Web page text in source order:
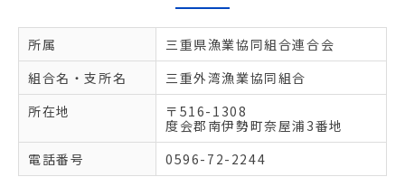
所属
三重県漁業協同組合連合会
組合名・支所名
三重外湾漁業協同組合
所在地
〒516-1308
度会郡南伊勢町奈屋浦3番地
電話番号
0596-72-2244